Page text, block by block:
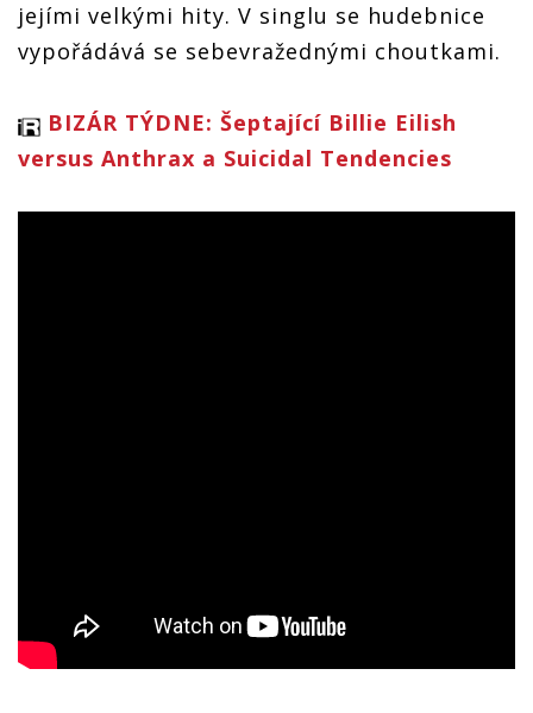
jejími velkými hity. V singlu se hudebnice
vypořádává se sebevražednými choutkami.
BIZÁR TÝDNE: Šeptající Billie Eilish
versus Anthrax a Suicidal Tendencies